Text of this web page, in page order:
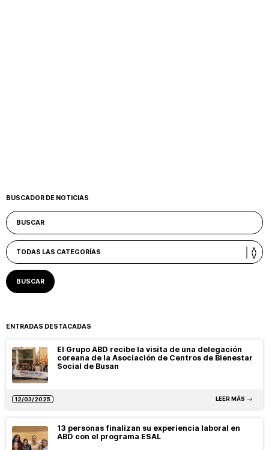
BUSCADOR DE NOTICIAS
ENTRADAS DESTACADAS
El Grupo ABD recibe la visita de una delegación
coreana de la Asociación de Centros de Bienestar
Social de Busan
12/03/2025 LEER MÁS
13 personas finalizan su experiencia laboral en
ABD con el programa ESAL